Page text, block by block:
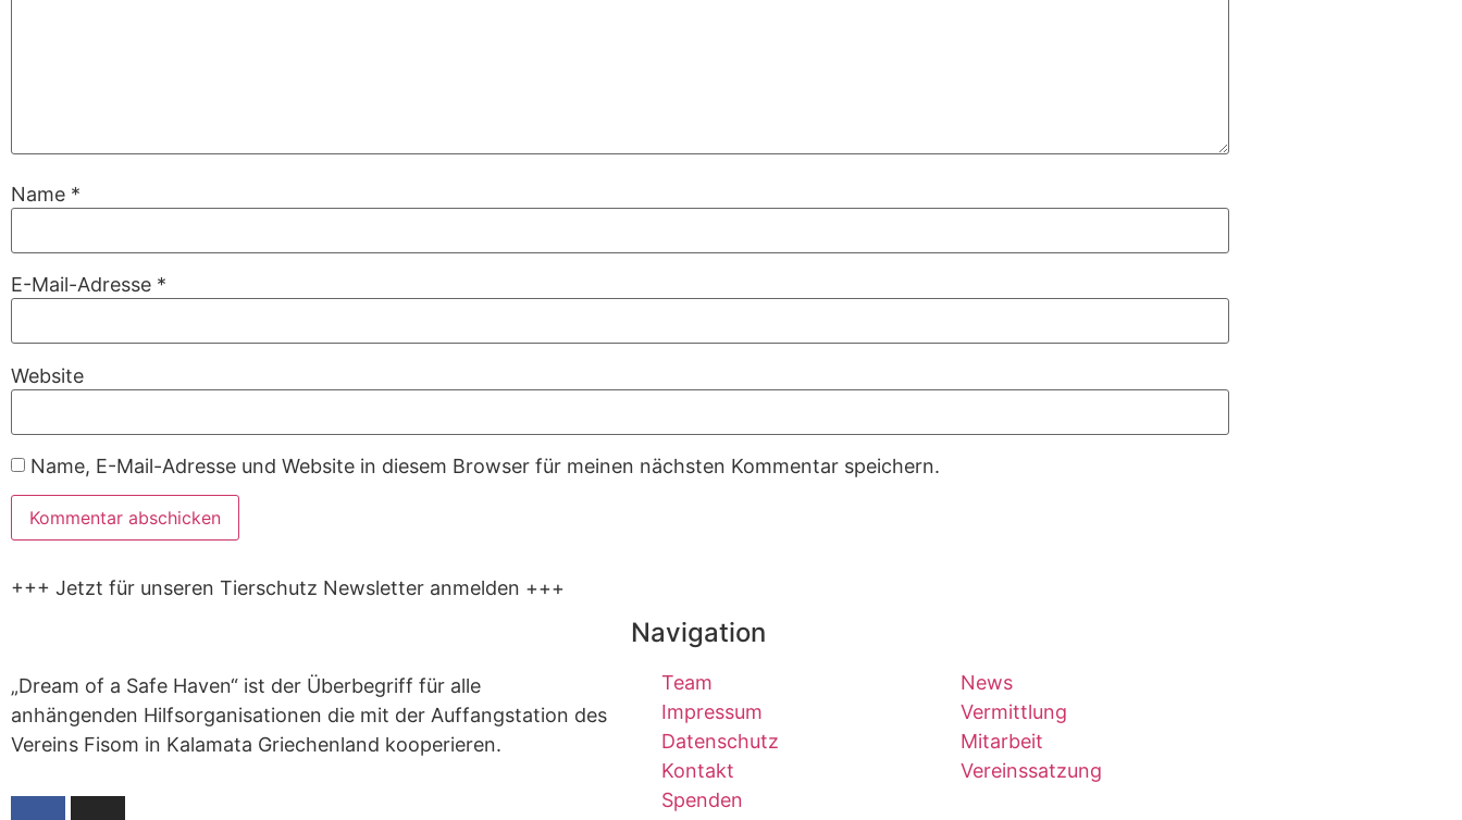
Name *
E-Mail-Adresse *
Website
Name, E-Mail-Adresse und Website in diesem Browser für meinen nächsten Kommentar speichern.
+++ Jetzt für unseren Tierschutz Newsletter anmelden +++
„Dream of a Safe Haven“ ist der Überbegriff für alle
anhängenden Hilfsorganisationen die mit der Auffangstation des
Vereins Fisom in Kalamata Griechenland kooperieren.
Navigation
Team
Impressum
Datenschutz
Kontakt
Spenden
News
Vermittlung
Mitarbeit
Vereinssatzung